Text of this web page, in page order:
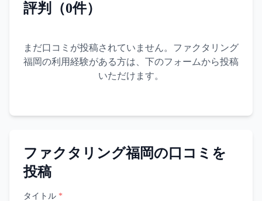
評判（0件）
まだ口コミが投稿されていません。 ファクタリング
福岡の利用経験がある方は、下のフォームから投稿
いただけます。
ファクタリング福岡の口コミを
投稿
タイトル *